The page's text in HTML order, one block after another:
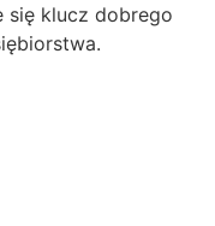
się klucz dobrego